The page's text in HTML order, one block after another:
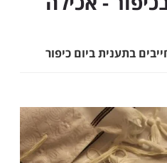
- אכילה
ביום כיפור